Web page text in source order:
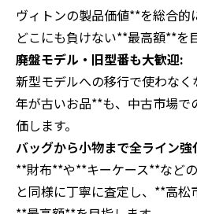
ヴィトンの製品価値**を総合
どこにも負けない**最高額**を
廃盤モデル・旧型番も大歓迎:
新型モデルへの移行で使わな
年が古いお品**も、中古市場で
価します。
バッグから小物まで全ライン強
**財布**や**キーケース**など
と同様に丁寧に査定し、**高